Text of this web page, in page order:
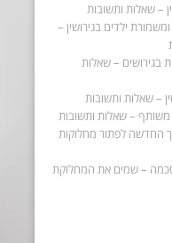
– שאלות ותשובות
ילדים בגירושין –
בגירושים – שאלות
– שאלות ותשובות
משותף – שאלות ותשובות
החדשה לפתור מחלוקות
– שמים את המחלוקת